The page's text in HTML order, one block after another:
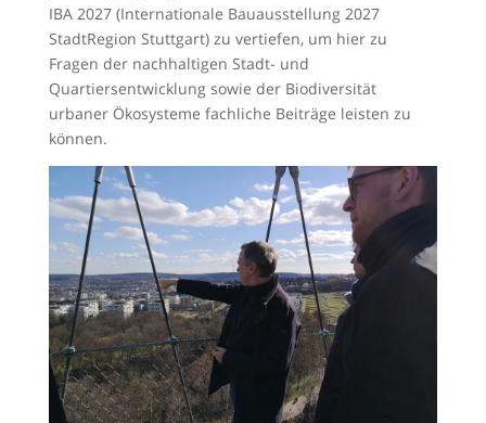
IBA 2027 (Internationale Bauausstellung 2027
StadtRegion Stuttgart) zu vertiefen, um hier zu
Fragen der nachhaltigen Stadt- und
Quartiersentwicklung sowie der Biodiversität
urbaner Ökosysteme fachliche Beiträge leisten zu
können.